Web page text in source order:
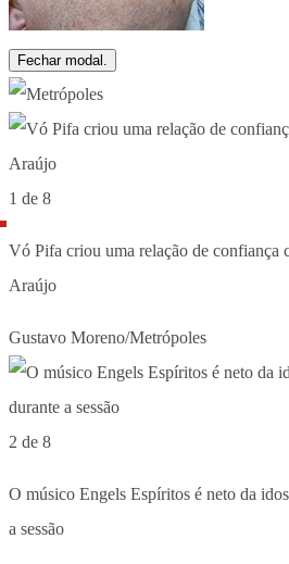
Fechar modal.
1 de 8
Vó Pifa criou uma relação de confiança
Araújo
Gustavo Moreno/Metrópoles
2 de 8
O músico Engels Espíritos é neto da
a sessão